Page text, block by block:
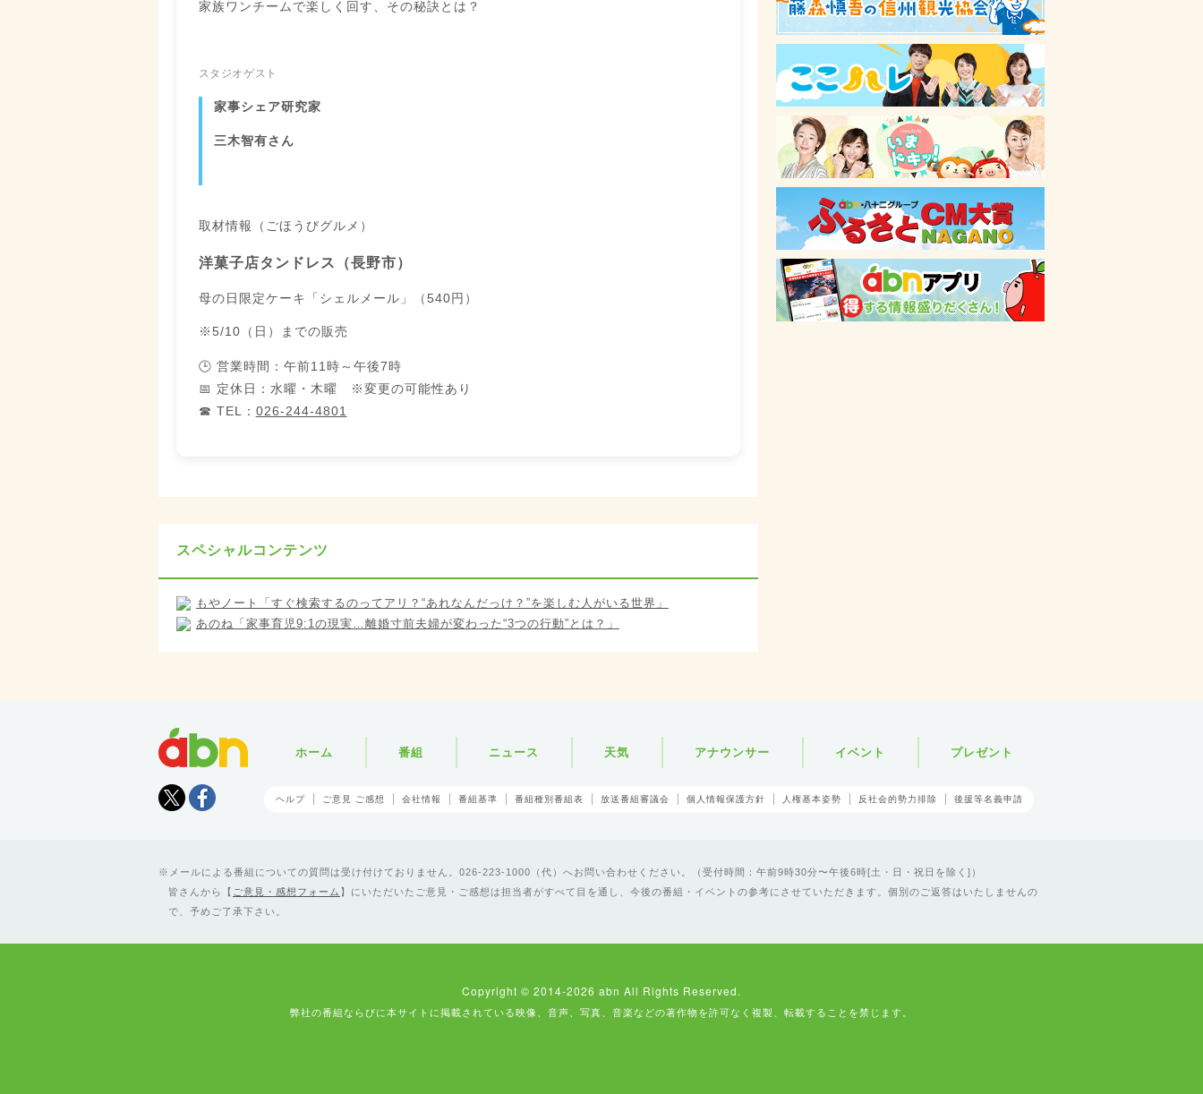
家族ワンチームで楽しく回す、その秘訣とは？
スタジオゲスト
家事シェア研究家
三木智有さん
取材情報（ごほうびグルメ）
洋菓子店タンドレス（長野市）
母の日限定ケーキ「シェルメール」（540円）
※5/10（日）までの販売
🕒 営業時間： 午前11時～午後7時
📅 定休日： 水曜・木曜 ※変更の可能性あり
☎ TEL： 026-244-4801
スペシャルコンテンツ
もやノート「すぐ検索するのってアリ？“あれなんだっけ？”を楽しむ人がいる世界」
あのね「家事育児9:1の現実…離婚寸前夫婦が変わった“3つの行動”とは？」
Tweet
ホーム 番組 ニュース 天気 アナウンサー イベント プレゼント
ヘルプ ご意見 ご感想 会社情報 番組基準 番組種別番組表 放送番組審議会 個人情報保護方針 人権基本姿勢 反社会的勢力排除 後援等名義申請
メールによる番組についての質問は受け付けておりません。026-223-1000（代）へお問い合わせください。（受付時間：午前9時30分〜午後6時[土・日・祝日を除く]）
皆さんから【 ご意見・感想フォーム 】にいただいたご意見・ご感想は担当者がすべて目を通し、今後の番組・イベントの参考にさせていただきます。個別のご返答はいたしませんの
で、予めご了承下さい。
Copyright © 2014-2026 abn All Rights Reserved.
弊社の番組ならびに本サイトに掲載されている映像、音声、写真、音楽などの著作物を許可なく複製、転載することを禁じます。